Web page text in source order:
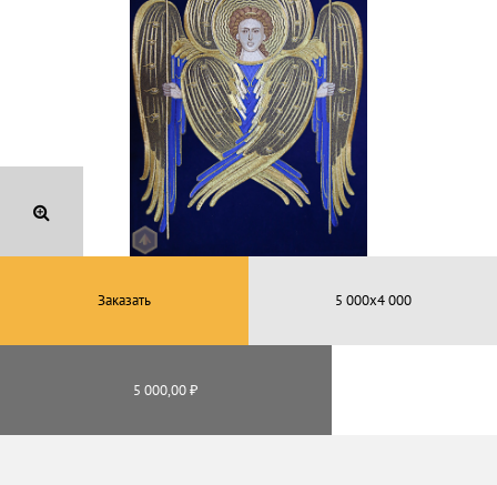
5 000,00 ₽
Заказать